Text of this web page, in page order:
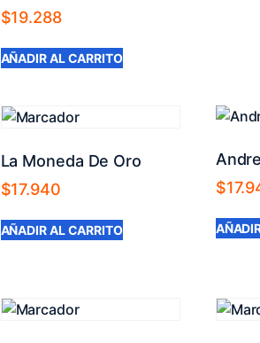
$19.288
AÑADIR AL CARRITO
La Moneda De Oro
$17.940
AÑADIR AL CARRITO
$